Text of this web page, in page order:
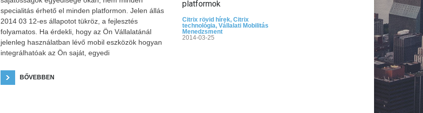
specialitás érhető el minden platformon. Jelen állás
2014 03 12-es állapotot tükröz, a fejlesztés
folyamatos. Ha érdekli, hogy az Ön Vállalatánál
jelenleg használatban lévő mobil eszközök hogyan
integrálhatóak az Ön saját, egyedi
BŐVEBBEN
platformok
Citrix rövid hírek, Citrix
technológia, Vállalati Mobilitás
Menedzsment
2014-03-25